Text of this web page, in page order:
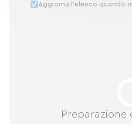
Preparazione
Aggiorna l'elenco quando